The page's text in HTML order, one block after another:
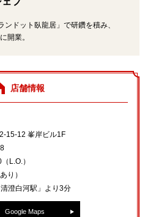
ドット臥龍居」で研鑽を積み、
開業。
店舗情報
峯岸ビル1F
L.O.）
り）
澄白河駅」より3分
Google Maps